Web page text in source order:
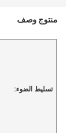
منتوج وصف
تسليط الضوء: